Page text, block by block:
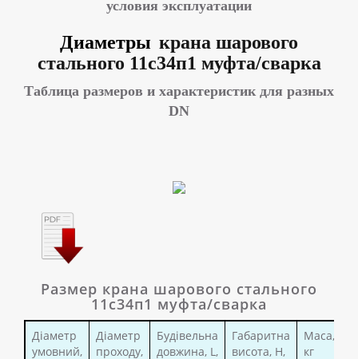
условия эксплуатации
Диаметры крана шарового
стального 11с34п1 муфта/сварка
Таблица размеров и характеристик для разных
DN
Размер крана шарового стального
11с34п1 муфта/сварка
Діаметр
умовний,
Діаметр
проходу,
Будівельна
довжина, L,
Габаритна
висота, H,
Маса,
кг